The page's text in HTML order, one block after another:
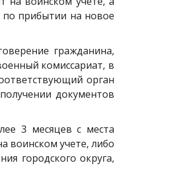
по прибытии на новое
гражданина,
комиссариат, в
орган
документов
3 месяцев с места
воинском учете, либо
городского округа,